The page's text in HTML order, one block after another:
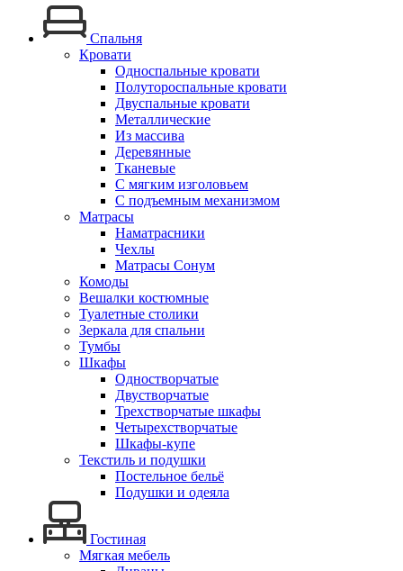
Спальня
Кровати
Односпальные кровати
Полутороспальные кровати
Двуспальные кровати
Металлические
Из массива
Деревянные
Тканевые
С мягким изголовьем
С подъемным механизмом
Матрасы
Наматрасники
Чехлы
Матрасы Сонум
Комоды
Вешалки костюмные
Туалетные столики
Зеркала для спальни
Тумбы
Шкафы
Одностворчатые
Двустворчатые
Трехстворчатые шкафы
Четырехстворчатые
Шкафы-купе
Текстиль и подушки
Постельное бельё
Подушки и одеяла
Гостиная
Мягкая мебель